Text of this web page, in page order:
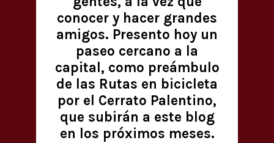
conocer y hacer grandes
amigos. Presento hoy un
paseo cercano a la
capital, como preámbulo
de las Rutas en bicicleta
por el Cerrato Palentino,
que subirán a este blog
en los próximos meses.